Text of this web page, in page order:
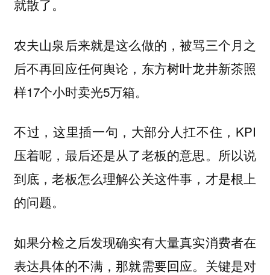
就散了。
农夫山泉后来就是这么做的，被骂三个月之
后不再回应任何舆论，东方树叶龙井新茶照
样17个小时卖光5万箱。
不过，这里插一句，大部分人扛不住，KPI
压着呢，最后还是从了老板的意思。所以说
到底，老板怎么理解公关这件事，才是根上
的问题。
如果分检之后发现确实有大量真实消费者在
表达具体的不满，那就需要回应。关键是对